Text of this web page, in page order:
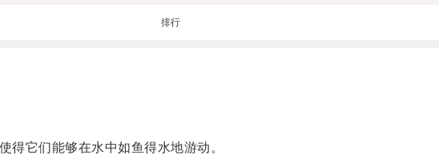
排行
它们能够在水中如鱼得水地游动。